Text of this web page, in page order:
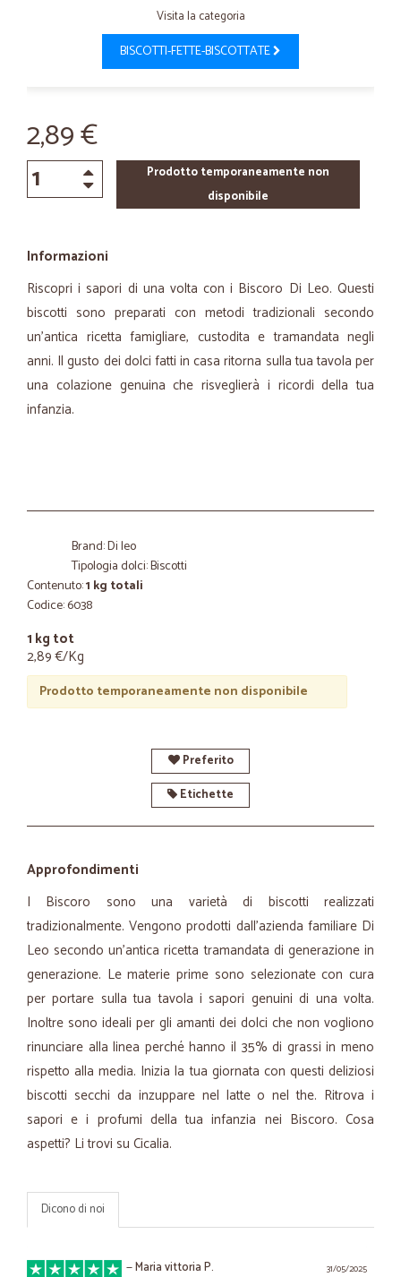
Visita la categoria
BISCOTTI-FETTE-BISCOTTATE
2,89 €
Prodotto temporaneamente non
disponibile
Informazioni
Riscopri i sapori di una volta con i Biscoro Di Leo. Questi
biscotti sono preparati con metodi tradizionali secondo
un'antica ricetta famigliare, custodita e tramandata negli
anni. Il gusto dei dolci fatti in casa ritorna sulla tua tavola per
una colazione genuina che risveglierà i ricordi della tua
infanzia.
Brand: Di leo
Tipologia dolci: Biscotti
Contenuto:1 kg totali
Codice: 6038
1 kg tot
2,89 €/Kg
Prodotto temporaneamente non disponibile
Preferito
Etichette
Approfondimenti
I Biscoro sono una varietà di biscotti realizzati
tradizionalmente. Vengono prodotti dall'azienda familiare Di
Leo secondo un'antica ricetta tramandata di generazione in
generazione. Le materie prime sono selezionate con cura
per portare sulla tua tavola i sapori genuini di una volta.
Inoltre sono ideali per gli amanti dei dolci che non vogliono
rinunciare alla linea perché hanno il 35% di grassi in meno
rispetto alla media. Inizia la tua giornata con questi deliziosi
biscotti secchi da inzuppare nel latte o nel the. Ritrova i
sapori e i profumi della tua infanzia nei Biscoro. Cosa
aspetti? Li trovi su Cicalia.
Dicono di noi
31/05/2025
—Maria vittoria P.